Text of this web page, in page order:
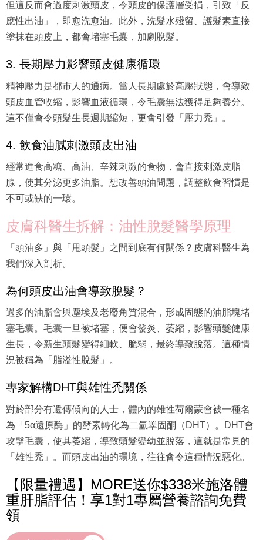
但這反而會過度刺激頭皮，令頭皮的保護層受損，引致「反
應性出油」，即愈洗愈油。此外，洗髮水殘留、護髮素直接
塗抹在頭皮上，都會堵塞毛囊，加劇脫髮。
3. 長期壓力影響頭皮健康循環
精神壓力是都市人的通病。當人長期處於高壓狀態，會導致
頭皮血管收縮，影響血液循環，令毛囊無法獲得足夠養分。
這不僅會令頭髮生長週期縮短，更會引發「壓力禿」。
4. 飲食油膩刺激頭皮出油
經常進食高糖、高油、辛辣刺激的食物，會直接刺激皮脂
腺，使其分泌更多油脂。想改善頭油問題，調整飲食習慣是
不可或缺的一環。
皮膚科醫生拆解：油性脫髮醫學原理
「頭油多」與「甩頭髮」之間到底有何關係？皮膚科醫生為
我們深入剖析。
為何頭皮出油會導致脫髮？
過多的油脂會與塵埃及老廢角質混合，形成固態的油脂塊堵
塞毛囊。毛囊一旦被堵塞，便會發炎、萎縮，影響頭髮健康
生長，令新生頭髮變得細軟、脆弱，最終導致脫落。這種情
況被稱為「脂溢性脫髮」。
專家解構DHT與雄性禿關係
對於部分有遺傳傾向的人士，體內的雄性荷爾蒙會被一種名
為「5α還原酶」的酵素轉化為二氫睪固酮（DHT）。DHT會
攻擊毛囊，使其萎縮，導致頭髮變幼並脫落，這就是常見的
「雄性禿」。而頭皮出油的環境，往往會令這種情況惡化。
【限量禮遇】MORE送你$338米施洛體
重肝脂評估！享1對1專屬營養諮詢免費
領